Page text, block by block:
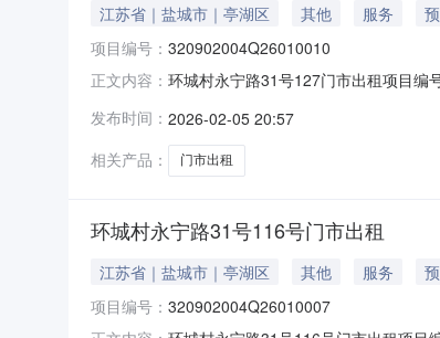
江苏省｜盐城市｜亭湖区 其他 服务
项目编号： 320902004Q26010010
正文内容： 环城村永宁路31号127门市出租项目编
市出租项目位置盐城市亭湖区毓龙街道
发布时间： 2026-02-05 20:57
相关产品：
门市出租
环城村永宁路31号116号门市出租
江苏省｜盐城市｜亭湖区 其他 服务
项目编号： 320902004Q26010007